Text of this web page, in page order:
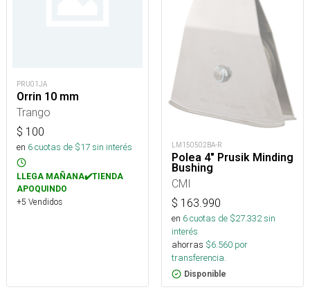
PRU01JA
Orrin 10 mm
Trango
$ 100
en 6cuotas de $17sin interés
LLEGA MAÑANA✔️TIENDA
APOQUINDO
+5 Vendidos
LM150502BA-R
Polea 4" Prusik Minding
Bushing
CMI
$ 163.990
en 6cuotas de $27.332sin
interés
ahorras $6.560 por
transferencia.
Disponible